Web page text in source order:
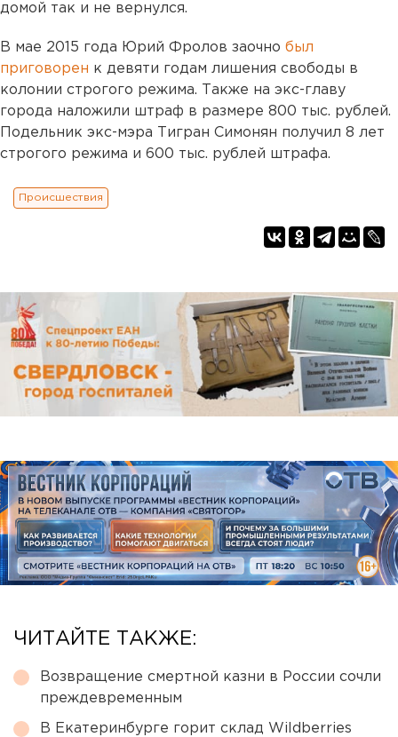
домой так и не вернулся.
В мае 2015 года Юрий Фролов заочно был
приговорен к девяти годам лишения свободы в
колонии строгого режима. Также на экс-главу
города наложили штраф в размере 800 тыс. рублей.
Подельник экс-мэра Тигран Симонян получил 8 лет
строгого режима и 600 тыс. рублей штрафа.
Происшествия
ЧИТАЙТЕ ТАКЖЕ:
Возвращение смертной казни в России сочли
преждевременным
В Екатеринбурге горит склад Wildberries